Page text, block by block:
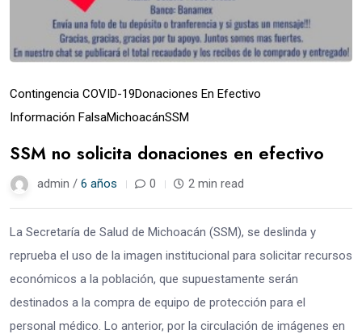
Contingencia COVID-19Donaciones En Efectivo
Información FalsaMichoacánSSM
SSM no solicita donaciones en efectivo
admin / 6 años 0 2 min read
La Secretaría de Salud de Michoacán (SSM), se deslinda y
reprueba el uso de la imagen institucional para solicitar recursos
económicos a la población, que supuestamente serán
destinados a la compra de equipo de protección para el
personal médico. Lo anterior, por la circulación de imágenes en